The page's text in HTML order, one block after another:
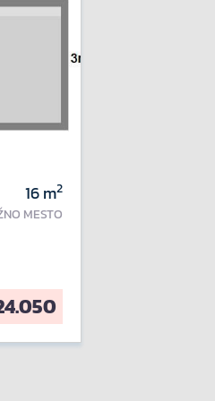
16m2
MESTO